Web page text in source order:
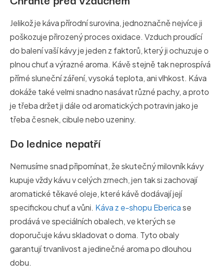
Jelikož je káva přírodní surovina, jednoznačně nejvíce ji
poškozuje přirozený proces oxidace. Vzduch proudící
do balení vaší kávy je jeden z faktorů, který ji ochuzuje o
plnou chuť a výrazné aroma. Kávě stejně tak neprospívá
přímé sluneční záření, vysoká teplota, ani vlhkost. Káva
dokáže také velmi snadno nasávat různé pachy, a proto
je třeba držet ji dále od aromatických potravin jako je
třeba česnek, cibule nebo uzeniny.
Do lednice nepatří
Nemusíme snad připomínat, že skutečný milovník kávy
kupuje vždy kávu v celých zrnech, jen tak si zachovají
aromatické těkavé oleje, které kávě dodávají její
specifickou chuť a vůni. Káva z e-shopu Ebericase
prodává ve speciálních obalech, ve kterých se
doporučuje kávu skladovat o doma. Tyto obaly
garantují trvanlivost a jedinečné aroma po dlouhou
dobu.